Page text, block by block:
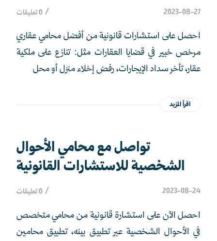
2023-08-27
/ 0 تعليقات
احصل على استشارات قانونية من أفضل محامي عقاري
مرخص خبير في قضايا العقارات مثل: تنازع على ملكية
عقار، تأخر سداد الإيجارات، رفض إخلاء منزل أو محل
اقرأ المزيد
تواصل مع محامي الأحوال
الشخصية للاستشارات القانونية
2023-08-24
/ 0 تعليقات
احصل الآن على استشارة قانونية من محامي متخصص
في الأحوال الشخصية عبر تطبيق بينه، تطبيق محامين